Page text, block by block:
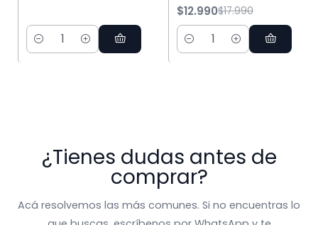
Cantidad
$12.990$17.990
Cantidad
¿Tienes dudas antes de
comprar?
Acá resolvemos las más comunes. Si no encuentras lo